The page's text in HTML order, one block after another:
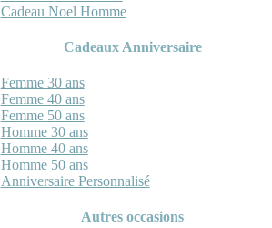
Cadeau Noel Homme
Cadeaux Anniversaire
Femme 30 ans
Femme 40 ans
Femme 50 ans
Homme 30 ans
Homme 40 ans
Homme 50 ans
Anniversaire Personnalisé
Autres occasions